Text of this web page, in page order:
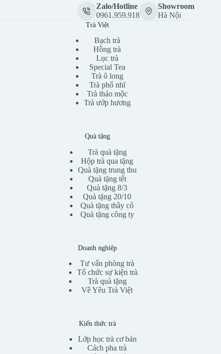
Zalo/Hotline
0961.959.918
Showroom
Hà Nội
Trà Việt
Bạch trà
Hồng trà
Lục trà
Special Tea
Trà ô long
Trà phổ nhĩ
Trà thảo mộc
Trà ướp hương
Quà tặng
Trà quà tặng
Hộp trà qua tặng
Quà tặng trung thu
Quà tặng tết
Quà tặng 8/3
Quà tặng 20/10
Quà tặng thầy cô
Quà tặng công ty
Doanh nghiệp
Tư vấn phòng trà
Tổ chức sự kiện trà
Trà quà tặng
Về Yêu Trà Việt
Kiến thức trà
Lớp học trà cơ bản
Cách pha trà